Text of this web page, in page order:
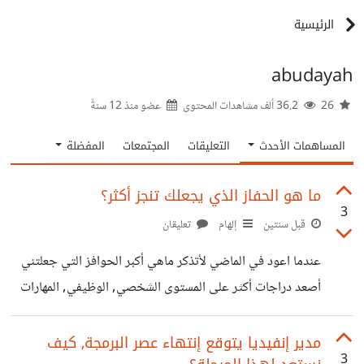
الرئيسية
abudayah
عضو منذ12 سنةً
المساهمات الأحدث التعليقات المجتمعات المفضلة
3
ما هو الحفاز الذي يجعلك تنجز أكثر؟
قبل سنتين إلهام تعليقان
عندما اعود في الماضي لأتذكر ماهي أكبر الحوافز التي جعلتني
أصعد دراجات أكثر على المستوى الشخصي, الوظيفي, المهارات
وما إلى ذلك.. هناك عدة عوامل: أولاً: الحافز الديني/الفطري:
إستدراكي لمفهوم وجودنا في الحياة كمسلم بأنه علينا أولاً عبادة
مدير إنفيديا يتوقع إنتهاء عصر البرمجة, كيف